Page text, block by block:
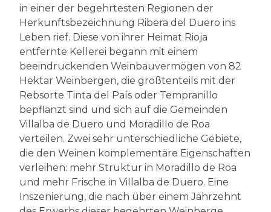
in einer der begehrtesten Regionen der
Herkunftsbezeichnung Ribera del Duero ins
Leben rief. Diese von ihrer Heimat Rioja
entfernte Kellerei begann mit einem
beeindruckenden Weinbauvermögen von 82
Hektar Weinbergen, die größtenteils mit der
Rebsorte Tinta del País oder Tempranillo
bepflanzt sind und sich auf die Gemeinden
Villalba de Duero und Moradillo de Roa
verteilen. Zwei sehr unterschiedliche Gebiete,
die den Weinen komplementäre Eigenschaften
verleihen: mehr Struktur in Moradillo de Roa
und mehr Frische in Villalba de Duero. Eine
Inszenierung, die nach über einem Jahrzehnt